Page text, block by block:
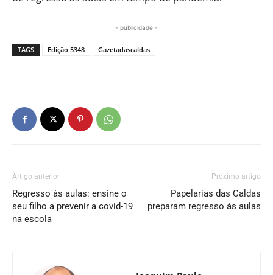
- publicidade -
TAGS Edição 5348 Gazetadascaldas
Artigo anterior
Regresso às aulas: ensine o
seu filho a prevenir a covid-19
na escola
Próximo artigo
Papelarias das Caldas
preparam regresso às aulas